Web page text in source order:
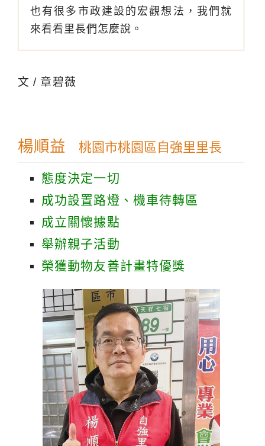
也有很多市政建設的宏觀想法，我們就
來看看里長們怎麼說。
文 / 章碧薇
楊順益 桃園市桃園區自強里里長
態度決定一切
成功設置路燈、機車待轉區
成立關懷據點
舉辦親子活動
榮獲動物友善計畫特優獎